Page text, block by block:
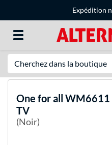
Expédition
One for all WM6611
TV
(Noir)